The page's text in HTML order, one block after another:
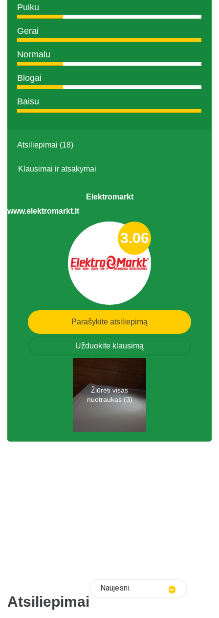
Puiku
Gerai
Normalu
Blogai
Baisu
Atsiliepimai (18)
Klausimai ir atsakymai
Elektromarkt
www.elektromarkt.lt
3.06
Parašykite atsiliepimą
Užduokite klausimą
Žiūrėti visas
nuotraukas (3)
Atsiliepimai
Naujesni